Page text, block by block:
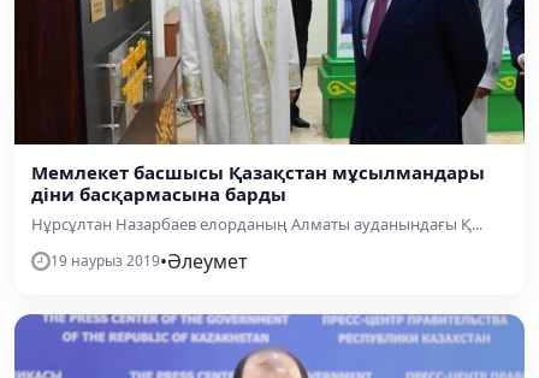
Мемлекет басшысы Қазақстан мұсылмандары
діни басқармасына барды
Нұрсұлтан Назарбаев елорданың Алматы ауданындағы Қ...
19 наурыз 2019•Әлеумет